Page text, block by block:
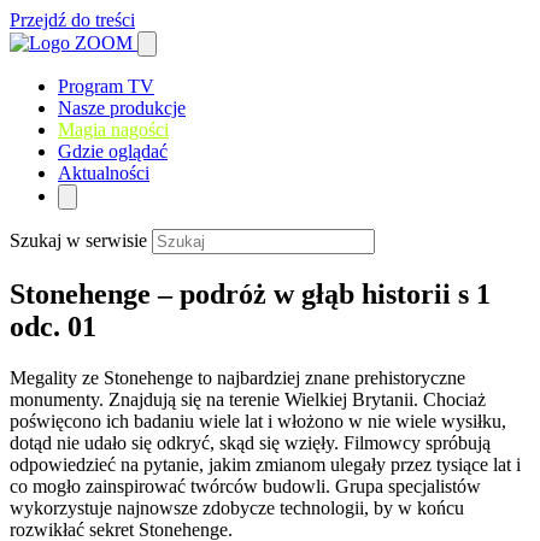
Przejdź do treści
Program TV
Nasze produkcje
Magia nagości
Gdzie oglądać
Aktualności
Szukaj w serwisie
Stonehenge – podróż w głąb historii s 1
odc. 01
Megality ze Stonehenge to najbardziej znane prehistoryczne
monumenty. Znajdują się na terenie Wielkiej Brytanii. Chociaż
poświęcono ich badaniu wiele lat i włożono w nie wiele wysiłku,
dotąd nie udało się odkryć, skąd się wzięły. Filmowcy spróbują
odpowiedzieć na pytanie, jakim zmianom ulegały przez tysiące lat i
co mogło zainspirować twórców budowli. Grupa specjalistów
wykorzystuje najnowsze zdobycze technologii, by w końcu
rozwikłać sekret Stonehenge.